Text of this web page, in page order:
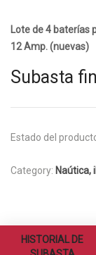
Lote de 4 baterías
12 Amp. (nuevas)
Subasta
Estado del
Category: Naútica,
HISTORIAL DE